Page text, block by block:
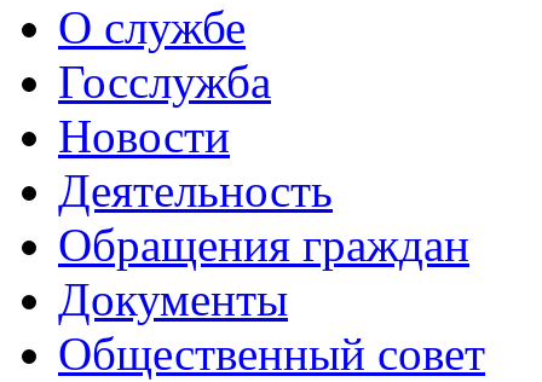
О службе
Госслужба
Новости
Деятельность
Обращения граждан
Документы
Общественный совет